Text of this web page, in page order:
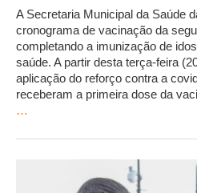
A Secretaria Municipal da Saúde
cronograma de vacinação da
completando a imunização de
saúde. A partir desta terça-feira
aplicação do reforço contra a
receberam a primeira dose da
…